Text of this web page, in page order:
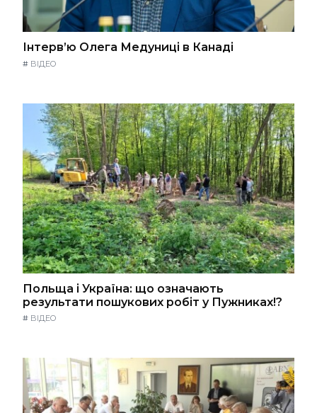
Інтерв’ю Олега Медуниці в Канаді
# ВІДЕО
Польща і Україна: що означають
результати пошукових робіт у Пужниках!?
# ВІДЕО